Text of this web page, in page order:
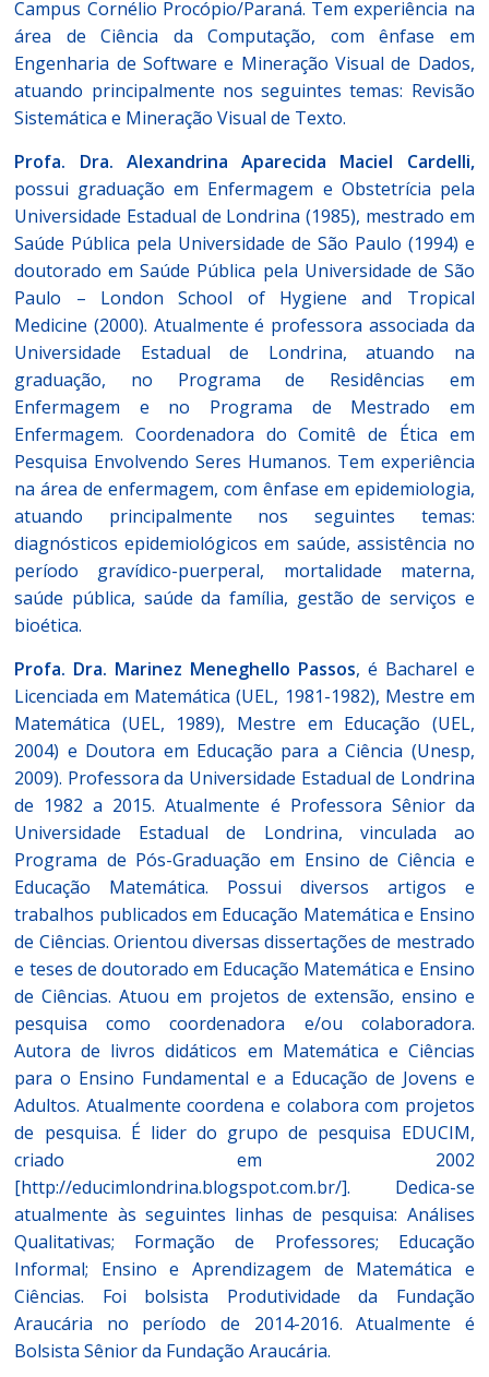
Campus Cornélio Procópio/Paraná. Tem experiência na
área de Ciência da Computação, com ênfase em
Engenharia de Software e Mineração Visual de Dados,
atuando principalmente nos seguintes temas: Revisão
Sistemática e Mineração Visual de Texto.
Profa. Dra. Alexandrina Aparecida Maciel Cardelli,
possui graduação em Enfermagem e Obstetrícia pela
Universidade Estadual de Londrina (1985), mestrado em
Saúde Pública pela Universidade de São Paulo (1994) e
doutorado em Saúde Pública pela Universidade de São
Paulo – London School of Hygiene and Tropical
Medicine (2000). Atualmente é professora associada da
Universidade Estadual de Londrina, atuando na
graduação, no Programa de Residências em
Enfermagem e no Programa de Mestrado em
Enfermagem. Coordenadora do Comitê de Ética em
Pesquisa Envolvendo Seres Humanos. Tem experiência
na área de enfermagem, com ênfase em epidemiologia,
atuando principalmente nos seguintes temas:
diagnósticos epidemiológicos em saúde, assistência no
período gravídico-puerperal, mortalidade materna,
saúde pública, saúde da família, gestão de serviços e
bioética.
Profa. Dra. Marinez Meneghello Passos, é Bacharel e
Licenciada em Matemática (UEL, 1981-1982), Mestre em
Matemática (UEL, 1989), Mestre em Educação (UEL,
2004) e Doutora em Educação para a Ciência (Unesp,
2009). Professora da Universidade Estadual de Londrina
de 1982 a 2015. Atualmente é Professora Sênior da
Universidade Estadual de Londrina, vinculada ao
Programa de Pós-Graduação em Ensino de Ciência e
Educação Matemática. Possui diversos artigos e
trabalhos publicados em Educação Matemática e Ensino
de Ciências. Orientou diversas dissertações de mestrado
e teses de doutorado em Educação Matemática e Ensino
de Ciências. Atuou em projetos de extensão, ensino e
pesquisa como coordenadora e/ou colaboradora.
Autora de livros didáticos em Matemática e Ciências
para o Ensino Fundamental e a Educação de Jovens e
Adultos. Atualmente coordena e colabora com projetos
de pesquisa. É lider do grupo de pesquisa EDUCIM,
criado em 2002
[http://educimlondrina.blogspot.com.br/]. Dedica-se
atualmente às seguintes linhas de pesquisa: Análises
Qualitativas; Formação de Professores; Educação
Informal; Ensino e Aprendizagem de Matemática e
Ciências. Foi bolsista Produtividade da Fundação
Araucária no período de 2014-2016. Atualmente é
Bolsista Sênior da Fundação Araucária.